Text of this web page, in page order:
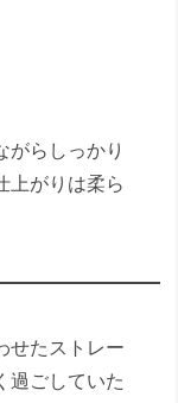
がらしっかり
上がりは柔ら
せたストレー
過ごしていた